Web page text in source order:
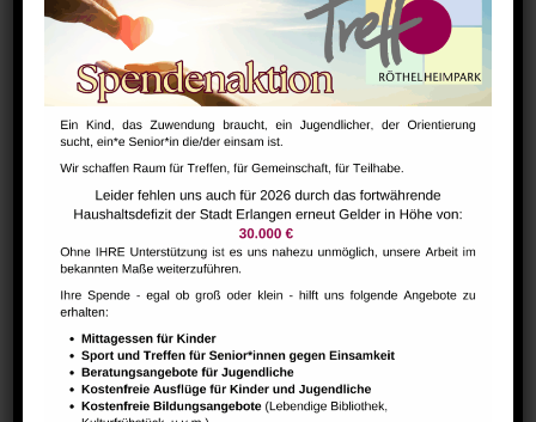
Wir haben 3 große Basare im Jahr. Im
Frühjahr derKinder- und
Babysachenflohmarkt, im Sommer die
Ladies Night
, ein Flohmarkt für weiblich
gelesene Personen und im Herbst, der
Hobbykünstler:innenmarkt, wo Produkte aus
eigener Herstellung angeboten werden.
Feste
Der Treffpunkt Röthelheimpark veranstaltet